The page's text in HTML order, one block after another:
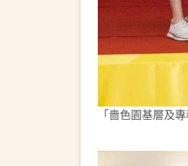
「嗇色園基層及